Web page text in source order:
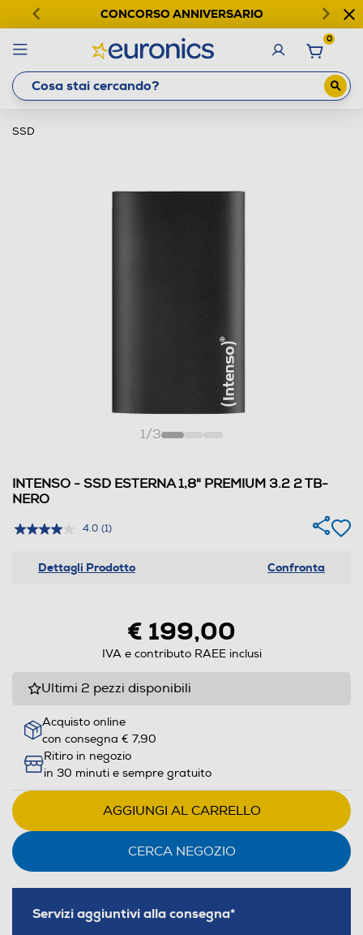
CONCORSO ANNIVERSARIO
0
SSD
1/3
INTENSO - SSD ESTERNA 1,8" PREMIUM 3.2 2 TB-
NERO
4.0 (1)
Dettagli Prodotto Confronta
€ 199,00
IVA e contributo RAEE inclusi
Ultimi 2 pezzi disponibili
Acquisto online
con consegna € 7,90
Ritiro in negozio
in 30 minuti e sempre gratuito
AGGIUNGI AL CARRELLO
CERCA NEGOZIO
Servizi aggiuntivi alla consegna*